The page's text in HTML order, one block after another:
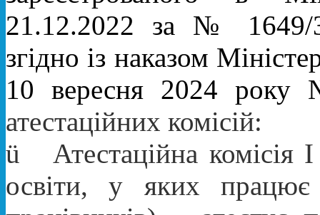
21.12.2022 за № 1649/
згідно із наказом
10 вересня 2024
атестаційних комісій:
ü
Атестаційна комісія
освіти, у яких